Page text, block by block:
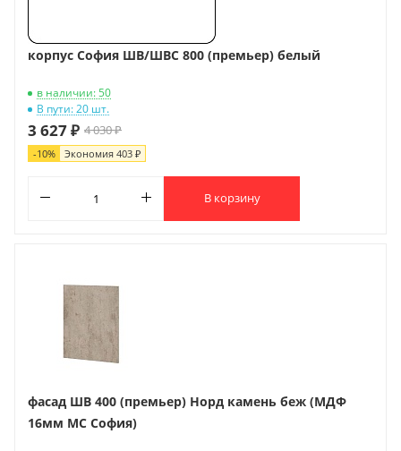
корпус София ШВ/ШВС 800 (премьер) белый
в наличии: 50
В пути: 20 шт.
3 627 ₽ 4 030 ₽
-10% Экономия 403 ₽
В корзину
фасад ШВ 400 (премьер) Норд камень беж (МДФ
16мм МС София)